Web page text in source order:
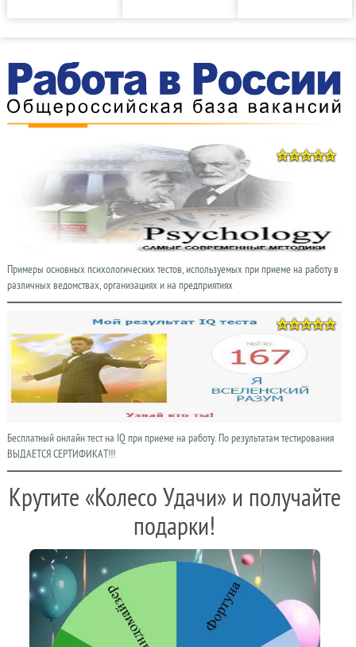
Примеры основных психологических тестов, используемых при приеме на работу в
различных ведомствах, организациях и на предприятиях
Бесплатный онлайн тест на IQ при приеме на работу. По результатам тестирования
ВЫДАЕТСЯ СЕРТИФИКАТ!!!
Крутите «Колесо Удачи» и получайте
подарки!